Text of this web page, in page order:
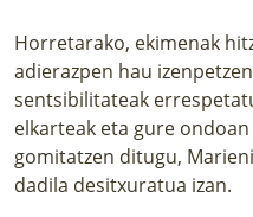
Horretarako, ekimenak
adierazpen hau
sentsibilitateak
elkarteak eta gure
gomitatzen ditugu,
dadila desitxuratua izan.